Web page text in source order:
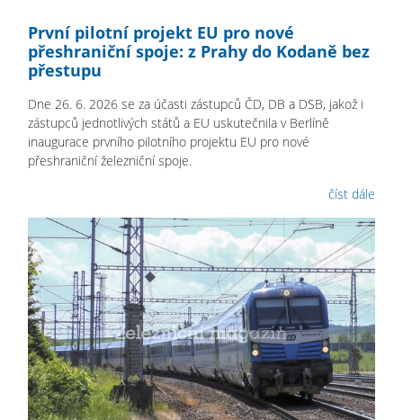
První pilotní projekt EU pro nové
přeshraniční spoje: z Prahy do Kodaně bez
přestupu
Dne 26. 6. 2026 se za účasti zástupců ČD, DB a DSB, jakož i
zástupců jednotlivých států a EU uskutečnila v Berlíně
inaugurace prvního pilotního projektu EU pro nové
přeshraniční železniční spoje.
číst dále